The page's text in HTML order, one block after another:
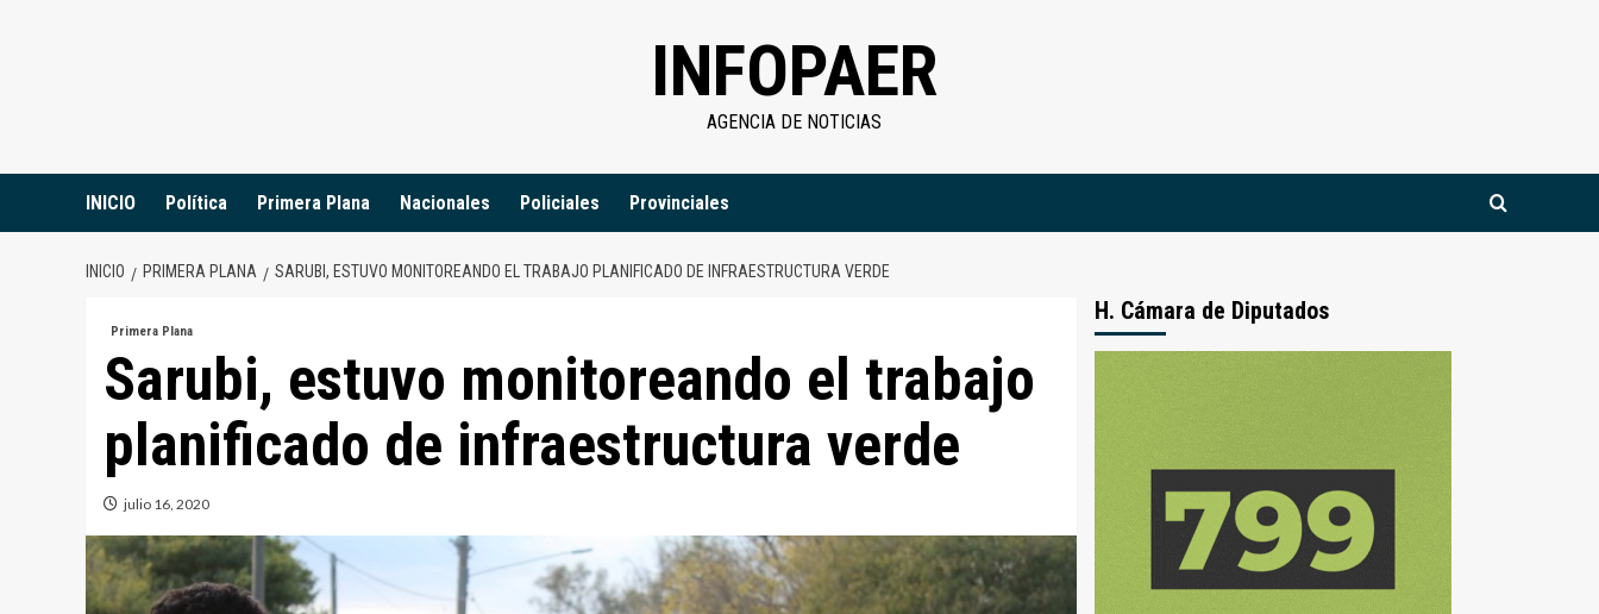
INFOPAER
AGENCIA DE NOTICIAS
INICIO Política Primera Plana Nacionales Policiales Provinciales
INICIO PRIMERA PLANA SARUBI, ESTUVO MONITOREANDO EL TRABAJO PLANIFICADO DE INFRAESTRUCTURA VERDE
Primera Plana
Sarubi, estuvo monitoreando el trabajo
planificado de infraestructura verde
julio 16, 2020
H. Cámara de Diputados